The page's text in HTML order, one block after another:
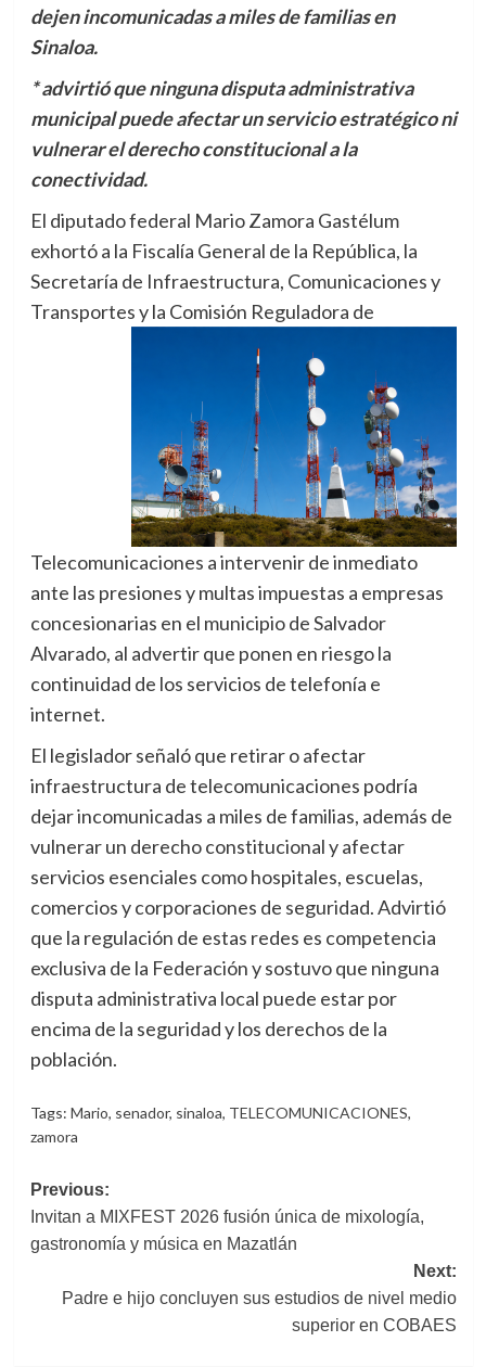
dejen incomunicadas a miles de familias en
Sinaloa.
* advirtió que ninguna disputa administrativa
municipal puede afectar un servicio estratégico ni
vulnerar el derecho constitucional a la
conectividad.
El diputado federal Mario Zamora Gastélum
exhortó a la Fiscalía General de la República, la
Secretaría de Infraestructura, Comunicaciones y
Transportes yla Comisión Reguladora de
Telecomunicaciones a intervenir de inmediato
ante las presiones y multas impuestas a empresas
concesionarias en el municipio de Salvador
Alvarado, al advertir que ponen en riesgo la
continuidad de los servicios de telefonía e
internet.
El legislador señaló que retirar o afectar
infraestructura de telecomunicaciones podría
dejar incomunicadas a miles de familias, además de
vulnerar un derecho constitucional y afectar
servicios esenciales como hospitales, escuelas,
comercios y corporaciones de seguridad. Advirtió
que la regulación de estas redes es competencia
exclusiva de la Federación y sostuvo que ninguna
disputa administrativa local puede estar por
encima de la seguridad y los derechos de la
población.
Tags: Mario, senador, sinaloa, TELECOMUNICACIONES,
zamora
Post
navigation
Previous:
Invitan a MIXFEST 2026 fusión única de mixología,
gastronomía y música en Mazatlán
Next:
Padre e hijo concluyen sus estudios de nivel medio
superior en COBAES